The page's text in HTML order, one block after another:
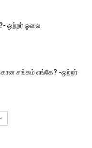
ஒற்றர் ஓலை
சங்கம் எங்கே? -ஒற்றர்